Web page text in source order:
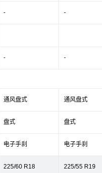
- -
- -
通风盘式 通风盘式
盘式 盘式
电子手刹 电子手刹
225/60 R18 225/55 R19